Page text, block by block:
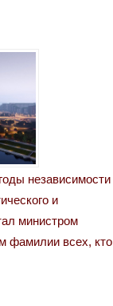
независимости
и
министром
фамилии всех, кто